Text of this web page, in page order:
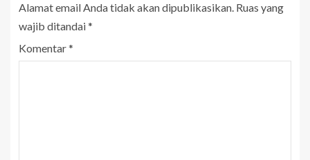
Alamat email Anda tidak akan dipublikasikan. Ruas yang
wajib ditandai*
Komentar*